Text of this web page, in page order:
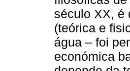
século XX, é
(teórica e
água – foi
económica